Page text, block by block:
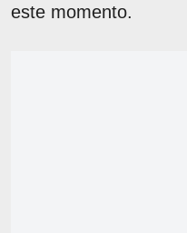
este momento.